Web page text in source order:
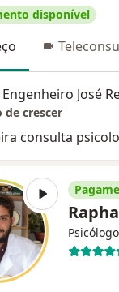
disponível
de crescer
consulta
Psicólogo